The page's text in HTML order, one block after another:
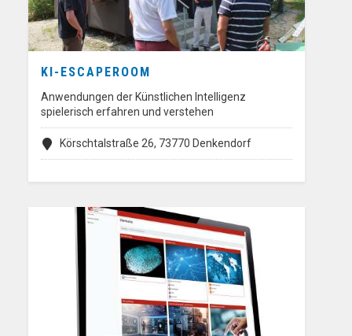
KI-ESCAPEROOM
Anwendungen der Künstlichen Intelligenz
spielerisch erfahren und verstehen
Körschtalstraße 26, 73770 Denkendorf